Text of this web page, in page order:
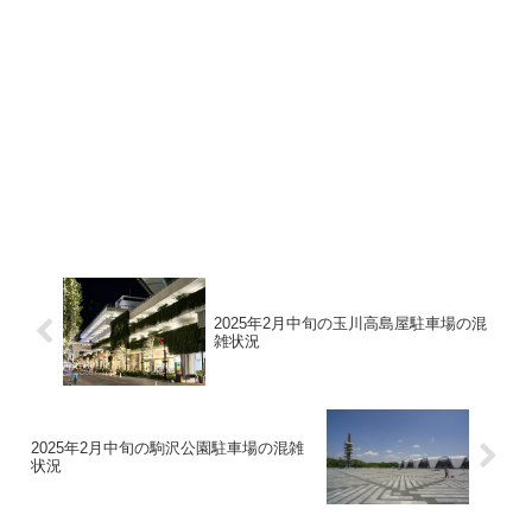
2025年2月中旬の玉川高島屋駐車場の混
雑状況
2025年2月中旬の駒沢公園駐車場の混雑
状況